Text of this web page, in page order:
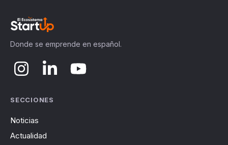
Donde se emprende en español.
SECCIONES
Noticias
Actualidad